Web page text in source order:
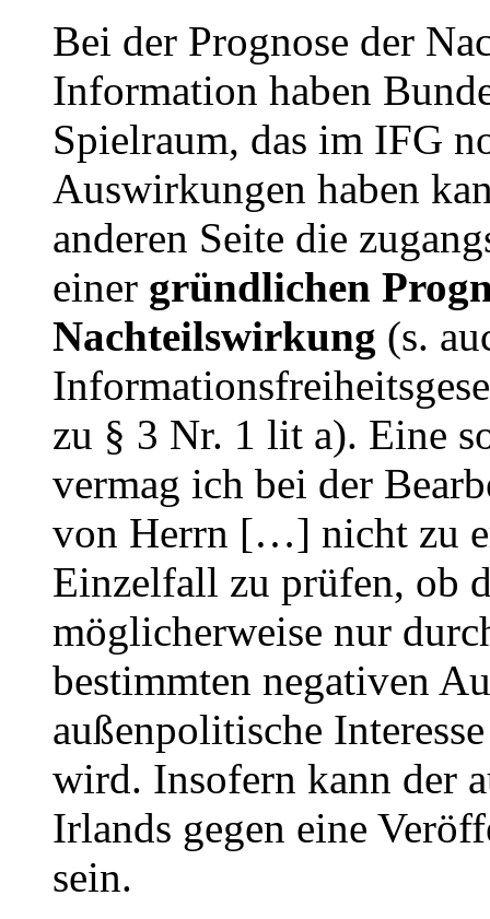
Bei der Prognose der
Information haben
Spielraum, das im IFG
Auswirkungen haben
anderen Seite die
einer gründlichen
Nachteilswirkung (s.
zu § 3 Nr. 1 lit a). Eine
vermag ich bei der
von Herrn […] nicht zu
Einzelfall zu prüfen, ob
möglicherweise nur
bestimmten negativen
außenpolitische
wird. Insofern kann der
Irlands gegen eine
sein.